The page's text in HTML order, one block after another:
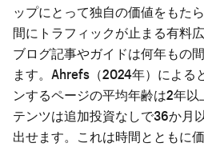
ップにとって独自の価値をもた
間にトラフィックが止まる有料
ブログ記事やガイドは何年もの
ます。Ahrefs（2024年）による
ンするページの平均年齢は2年
テンツは追加投資なしで36か月
出せます。これは時間とともに